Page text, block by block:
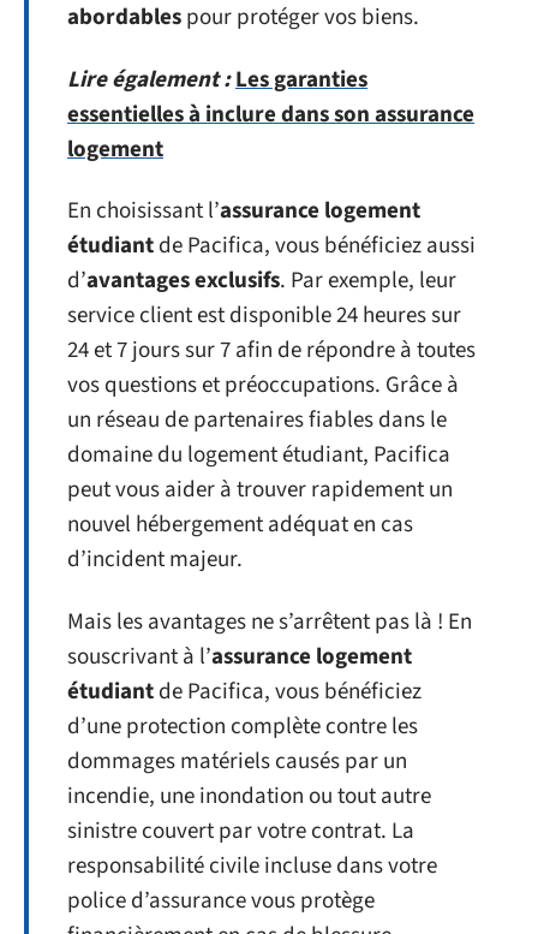
abordablespour protéger vos biens.
Lire également :Les garanties
essentielles à inclure dans son assurance
logement
En choisissant l’assurance logement
étudiantde Pacifica, vous bénéficiez aussi
d’avantages exclusifs. Par exemple, leur
service client est disponible 24 heures sur
24 et 7 jours sur 7 afin de répondre à toutes
vos questions et préoccupations. Grâce à
un réseau de partenaires fiables dans le
domaine du logement étudiant, Pacifica
peut vous aider à trouver rapidement un
nouvel hébergement adéquat en cas
d’incident majeur.
Mais les avantages ne s’arrêtent pas là ! En
souscrivant à l’assurance logement
étudiantde Pacifica, vous bénéficiez
d’une protection complète contre les
dommages matériels causés par un
incendie, une inondation ou tout autre
sinistre couvert par votre contrat. La
responsabilité civile incluse dans votre
police d’assurance vous protège